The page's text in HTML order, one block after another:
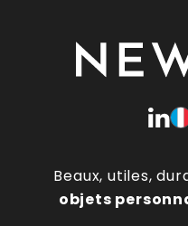
Beaux, utiles,
objets